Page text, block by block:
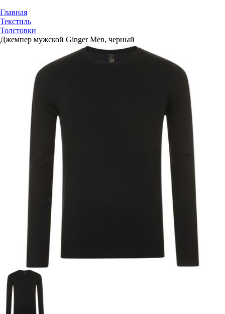
Главная
Текстиль
Толстовки
Джемпер мужской Ginger Men, черный